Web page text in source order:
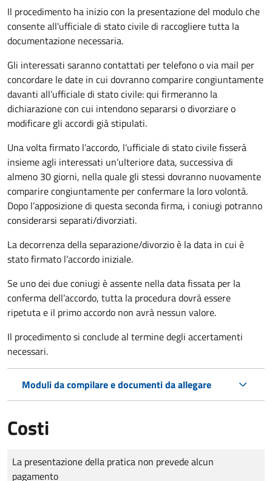
Il procedimento ha inizio con la presentazione del modulo che
consente all'ufficiale di stato civile di raccogliere tutta la
documentazione necessaria.
Gli interessati saranno contattati per telefono o via mail per
concordare le date in cui dovranno comparire congiuntamente
davanti all’ufficiale di stato civile: qui firmeranno la
dichiarazione con cui intendono separarsi o divorziare o
modificare gli accordi già stipulati.
Una volta firmato l’accordo, l’ufficiale di stato civile fisserà
insieme agli interessati un’ulteriore data, successiva di
almeno 30 giorni, nella quale gli stessi dovranno nuovamente
comparire congiuntamente per confermare la loro volontà.
Dopo l’apposizione di questa seconda firma, i coniugi potranno
considerarsi separati/divorziati.
La decorrenza della separazione/divorzio è la data in cui è
stato firmato l’accordo iniziale.
Se uno dei due coniugi è assente nella data fissata per la
conferma dell’accordo, tutta la procedura dovrà essere
ripetuta e il primo accordo non avrà nessun valore.
Il procedimento si conclude al termine degli accertamenti
necessari.
Moduli da compilare e documenti da allegare
Costi
Tipo di pagamento
Importo
La presentazione della pratica non prevede alcun
pagamento